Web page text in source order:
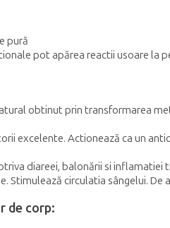
pură
pot apărea reactii usoare la
obtinut prin transformarea
excelente. Actionează ca un
diareei, balonării si
Stimulează circulatia sângelui.
de corp: